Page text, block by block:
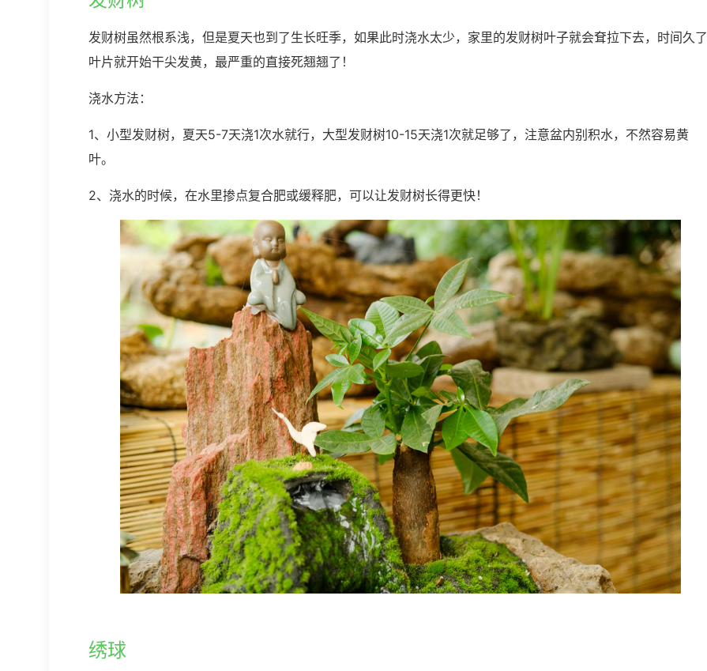
发财树虽然根系浅，但是夏天也到了生长旺季，如果此时浇水太少，家里的发财树叶子就会耷拉下去，时间久了
叶片就开始干尖发黄，最严重的直接死翘翘了！
浇水方法：
1、小型发财树，夏天5-7天浇1次水就行，大型发财树10-15天浇1次就足够了，注意盆内别积水，不然容易黄
叶。
2、浇水的时候，在水里掺点复合肥或缓释肥，可以让发财树长得更快！
绣球